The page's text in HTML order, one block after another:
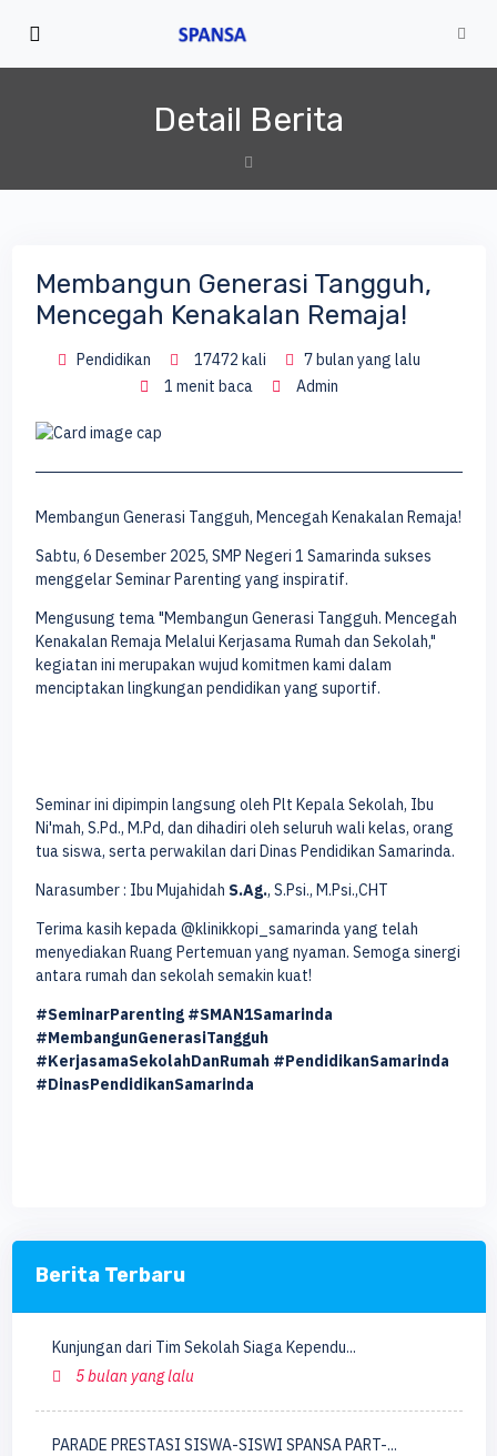
Detail Berita
Membangun Generasi Tangguh,
Mencegah Kenakalan Remaja!
Pendidikan 17472 kali
7 bulan yang lalu
1 menit baca
Admin
Membangun Generasi Tangguh, Mencegah Kenakalan Remaja!
Sabtu, 6 Desember 2025, SMP Negeri 1 Samarinda sukses
menggelar Seminar Parenting yang inspiratif.
Mengusung tema "Membangun Generasi Tangguh. Mencegah
Kenakalan Remaja Melalui Kerjasama Rumah dan Sekolah,"
kegiatan ini merupakan wujud komitmen kami dalam
menciptakan lingkungan pendidikan yang suportif.
Seminar ini dipimpin langsung oleh Plt Kepala Sekolah, Ibu
Ni'mah, S.Pd., M.Pd, dan dihadiri oleh seluruh wali kelas, orang
tua siswa, serta perwakilan dari Dinas Pendidikan Samarinda.
Narasumber : Ibu Mujahidah S.Ag., S.Psi., M.Psi.,CHT
Terima kasih kepada @klinikkopi_samarinda yang telah
menyediakan Ruang Pertemuan yang nyaman. Semoga sinergi
antara rumah dan sekolah semakin kuat!
#SeminarParenting #SMAN1Samarinda
#MembangunGenerasiTangguh
#KerjasamaSekolahDanRumah #PendidikanSamarinda
#DinasPendidikanSamarinda
Berita Terbaru
Kunjungan dari Tim Sekolah Siaga Kependu...
5 bulan yang lalu
PARADE PRESTASI SISWA-SISWI SPANSA PART-...